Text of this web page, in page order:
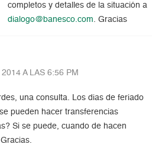
completos y detalles de la situación a
dialogo@banesco.com. Gracias
A LAS 6:56 PM
una consulta. Los dias de feriado
pueden hacer transferencias
Si se puede, cuando de hacen